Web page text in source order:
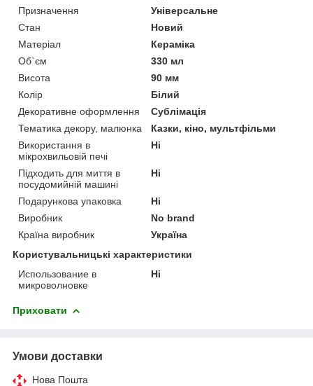
Призначення
Універсальне
Стан
Новий
Матеріал
Кераміка
Об`єм
330 мл
Висота
90 мм
Колір
Білий
Декоративне оформлення
Сублімація
Тематика декору, малюнка
Казки, кіно, мультфільми
Використання в
мікрохвильовій печі
Ні
Підходить для миття в
посудомийній машині
Ні
Подарункова упаковка
Ні
Виробник
No brand
Країна виробник
Україна
Користувальницькі характеристики
Использование в
микроволновке
Ні
Приховати
Умови доставки
Нова Пошта